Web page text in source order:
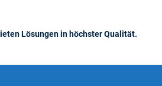
Lösungen in höchster Qualität.